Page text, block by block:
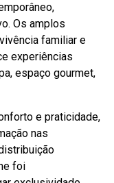
Os amplos
familiar e
experiências
espaço gourmet,
e praticidade,
nas
foi